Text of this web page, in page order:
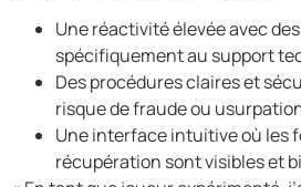
Une réactivité élevée avec
spécifiquement au support
Des procédures claires et
risque de fraude ou
Une interface intuitive où les
récupération sont visibles et